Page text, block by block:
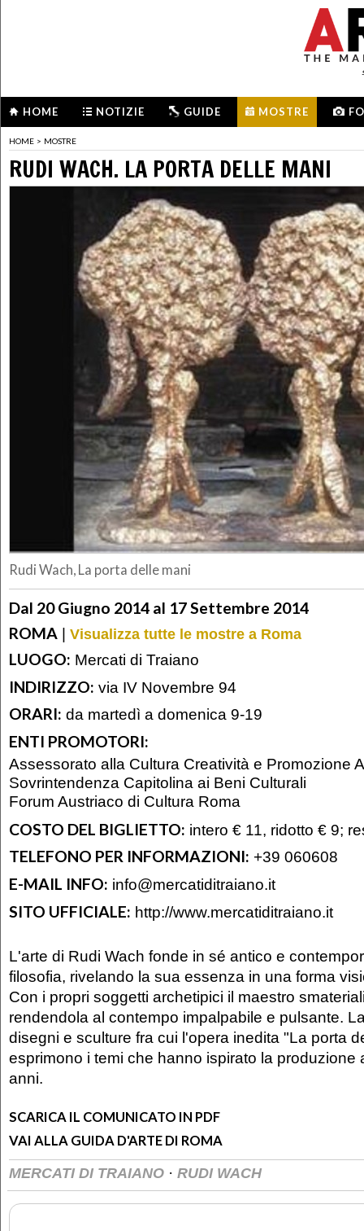
HOME NOTIZIE GUIDE MOSTRE
HOME > MOSTRE
RUDI WACH. LA PORTA DELLE MANI
Rudi Wach, La porta delle mani
Dal 20 Giugno 2014 al 17 Settembre 2014
ROMA | Visualizza tutte le mostre a Roma
LUOGO: Mercati di Traiano
INDIRIZZO: via IV Novembre 94
ORARI: da martedì a domenica 9-19
ENTI PROMOTORI:
Assessorato alla Cultura Creatività e Promozione
Sovrintendenza Capitolina ai Beni Culturali
Forum Austriaco di Cultura Roma
COSTO DEL BIGLIETTO: intero € 11, ridotto € 9;
TELEFONO PER INFORMAZIONI: +39 060608
E-MAIL INFO: info@mercatiditraiano.it
SITO UFFICIALE: http://www.mercatiditraiano.it
L'arte di Rudi Wach fonde in sé antico e
filosofia, rivelando la sua essenza in una forma
Con i propri soggetti archetipici il maestro
rendendola al contempo impalpabile e pulsante.
disegni e sculture fra cui l'opera inedita "La porta
esprimono i temi che hanno ispirato la produzione
anni.
SCARICA IL COMUNICATO IN PDF
VAI ALLA GUIDA D'ARTE DI ROMA
MERCATI DI TRAIANO · RUDI WACH